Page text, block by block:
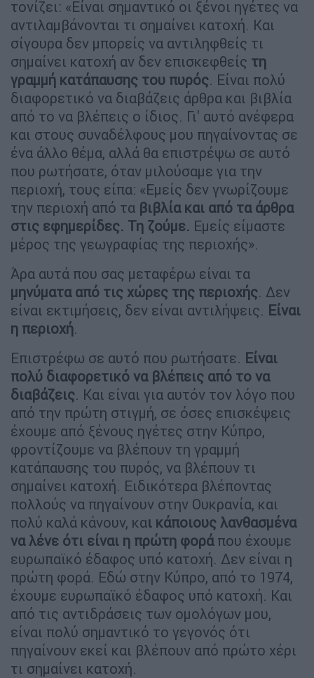
τονίζει: «Είναι σημαντικό οι ξένοι ηγέτες να
αντιλαμβάνονται τι σημαίνει κατοχή. Και
σίγουρα δεν μπορείς να αντιληφθείς τι
σημαίνει κατοχή αν δεν επισκεφθείς τη
γραμμή κατάπαυσης του πυρός. Είναι πολύ
διαφορετικό να διαβάζεις άρθρα και βιβλία
από το να βλέπεις ο ίδιος. Γι' αυτό ανέφερα
και στους συναδέλφους μου πηγαίνοντας σε
ένα άλλο θέμα, αλλά θα επιστρέψω σε αυτό
που ρωτήσατε, όταν μιλούσαμε για την
περιοχή, τους είπα: «Εμείς δεν γνωρίζουμε
την περιοχή από τα βιβλία και από τα άρθρα
στις εφημερίδες. Τη ζούμε. Εμείς είμαστε
μέρος της γεωγραφίας της περιοχής».
Άρα αυτά που σας μεταφέρω είναι τα
μηνύματα από τις χώρες της περιοχής. Δεν
είναι εκτιμήσεις, δεν είναι αντιλήψεις. Είναι
η περιοχή.
Επιστρέφω σε αυτό που ρωτήσατε. Είναι
πολύ διαφορετικό να βλέπεις από το να
διαβάζεις. Και είναι για αυτόν τον λόγο που
από την πρώτη στιγμή, σε όσες επισκέψεις
έχουμε από ξένους ηγέτες στην Κύπρο,
φροντίζουμε να βλέπουν τη γραμμή
κατάπαυσης του πυρός, να βλέπουν τι
σημαίνει κατοχή. Ειδικότερα βλέποντας
πολλούς να πηγαίνουν στην Ουκρανία, και
πολύ καλά κάνουν, και κάποιους λανθασμένα
να λένε ότι είναι η πρώτη φοράπου έχουμε
ευρωπαϊκό έδαφος υπό κατοχή. Δεν είναι η
πρώτη φορά. Εδώ στην Κύπρο, από το 1974,
έχουμε ευρωπαϊκό έδαφος υπό κατοχή. Και
από τις αντιδράσεις των ομολόγων μου,
είναι πολύ σημαντικό το γεγονός ότι
πηγαίνουν εκεί και βλέπουν από πρώτο χέρι
τι σημαίνει κατοχή.